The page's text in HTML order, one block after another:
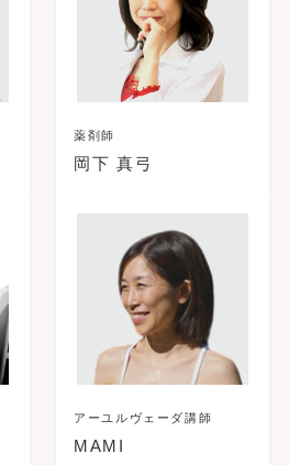
薬剤師
岡下 真弓
アーユルヴェーダ講師
MAMI